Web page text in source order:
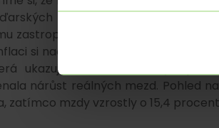
spotřebitelských cen od
zastropování cen pohonných
si naopak mimořádně dobře v
ukazují, že Maďarsko bylo
nárůst reálných mezd. Pohled
zatímco mzdy vzrostly o 15,4